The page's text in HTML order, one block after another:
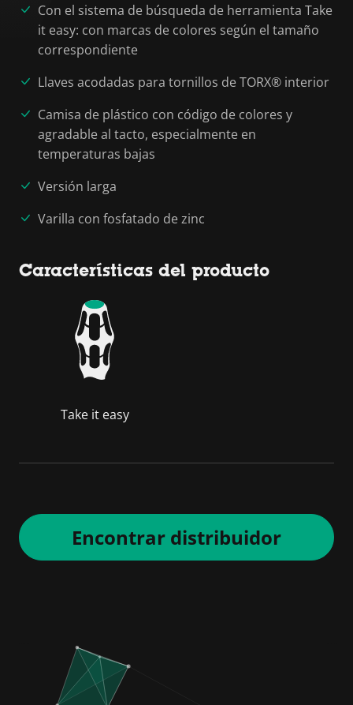
Con el sistema de búsqueda de herramienta Take
it easy: con marcas de colores según el tamaño
correspondiente
Llaves acodadas para tornillos de TORX® interior
Camisa de plástico con código de colores y
agradable al tacto, especialmente en
temperaturas bajas
Versión larga
Varilla con fosfatado de zinc
Características del producto
Take it easy
Encontrar distribuidor